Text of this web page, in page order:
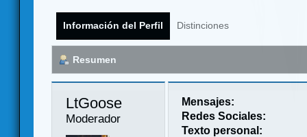
Información del Perfil Distinciones
Resumen
LtGoose
Moderador
Mensajes:
Redes Sociales:
Texto personal: